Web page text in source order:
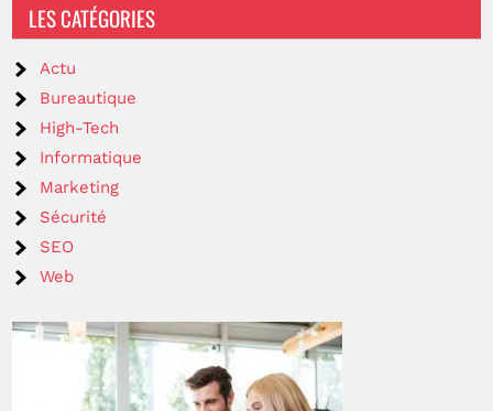
LES CATÉGORIES
Actu
Bureautique
High-Tech
Informatique
Marketing
Sécurité
SEO
Web